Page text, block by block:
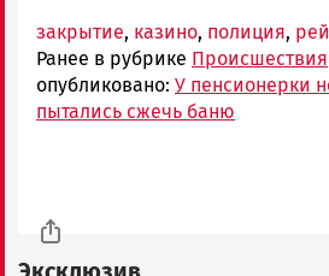
закрытие, казино, полиция,
Ранее в рубрике Происшествия
опубликовано: У пенсионерки
пытались сжечь баню